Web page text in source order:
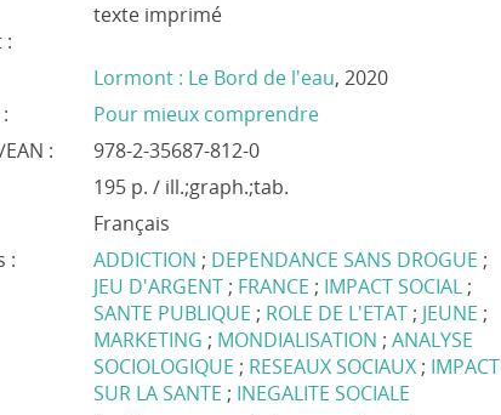
:
texte imprimé
Lormont : Le Bord de l'eau, 2020
Pour mieux comprendre
:
978-2-35687-812-0
195 p. / ill.;graph.;tab.
Français
:
ADDICTION ; DEPENDANCE SANS DROGUE ;
JEU D'ARGENT ; FRANCE ; IMPACT SOCIAL ;
SANTE PUBLIQUE ; ROLE DE L'ETAT ; JEUNE ;
MARKETING ; MONDIALISATION ;ANALYSE
SOCIOLOGIQUE ; RESEAUX SOCIAUX ; IMPACT
SUR LA SANTE ; INEGALITE SOCIALE